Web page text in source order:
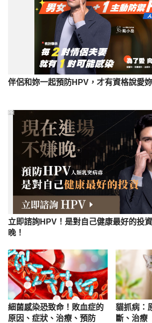
伴侶和妳一起預防HPV，才有資格說愛妳
立即諮詢HPV！是對自己健康最好的投
晚！
PR
細菌感染恐致命！敗血症的
原因、症狀、治療、預防
貓抓病：
斷、治療